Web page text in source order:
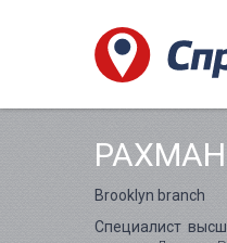
Brooklyn branch
Специалист